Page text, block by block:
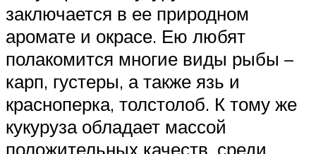
заключается в ее природном
аромате и окрасе. Ею любят
полакомится многие виды рыбы –
карп, густеры, а также язь и
красноперка, толстолоб. К тому же
кукуруза обладает массой
положительных качеств, среди